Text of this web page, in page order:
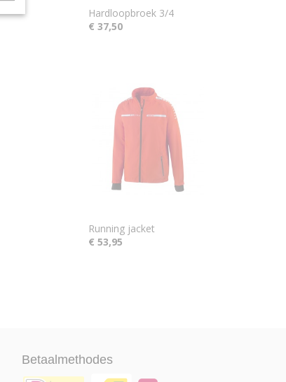
Hardloopbroek 3/4
€ 37,50
Running jacket
€ 53,95
Betaalmethodes